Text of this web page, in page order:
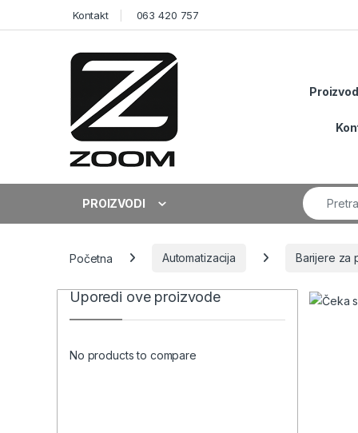
Kontakt 063 420 757
PROIZVODI
Search for:
Početna Automatizacija Barijere za
Uporedi ove proizvode
No products to compare